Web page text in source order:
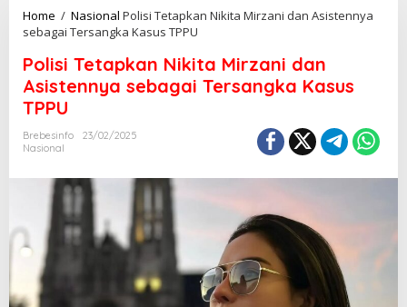
Home / Nasional Polisi Tetapkan Nikita Mirzani dan Asistennya
sebagai Tersangka Kasus TPPU
Polisi Tetapkan Nikita Mirzani dan
Asistennya sebagai Tersangka Kasus
TPPU
Brebesinfo
23/02/2025
Nasional